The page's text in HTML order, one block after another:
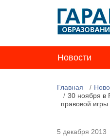
Новости
Главная
30 ноября в
правовой
5 декабря 2013